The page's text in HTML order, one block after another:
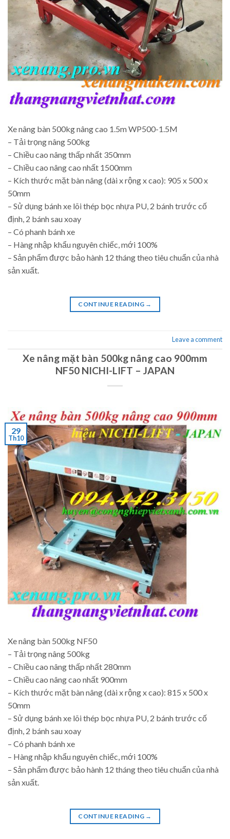
Xe nâng bàn 500kg nâng cao 1.5m WP500-1.5M
– Tải trọng nâng 500kg
– Chiều cao nâng thấp nhất 350mm
– Chiều cao nâng cao nhất 1500mm
– Kích thước mặt bàn nâng (dài x rộng x cao): 905 x 500 x
50mm
– Sử dụng bánh xe lõi thép bọc nhựa PU, 2 bánh trước cố
định, 2 bánh sau xoay
– Có phanh bánh xe
– Hàng nhập khẩu nguyên chiếc, mới 100%
– Sản phẩm được bảo hành 12 tháng theo tiêu chuẩn của nhà
sản xuất.
CONTINUE READING →
Leave a comment
Xe nâng mặt bàn 500kg nâng cao 900mm
NF50 NICHI-LIFT – JAPAN
29
Th10
Xe nâng bàn 500kg NF50
– Tải trọng nâng 500kg
– Chiều cao nâng thấp nhất 280mm
– Chiều cao nâng cao nhất 900mm
– Kích thước mặt bàn nâng (dài x rộng x cao): 815 x 500 x
50mm
– Sử dụng bánh xe lõi thép bọc nhựa PU, 2 bánh trước cố
định, 2 bánh sau xoay
– Có phanh bánh xe
– Hàng nhập khẩu nguyên chiếc, mới 100%
– Sản phẩm được bảo hành 12 tháng theo tiêu chuẩn của nhà
sản xuất.
CONTINUE READING →